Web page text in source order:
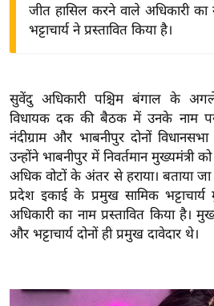
वि
शे
ष
ज्ञ
रा
य
ब
ज
खे
जीत हासिल करने वाले अधिकारी का
भट्टाचार्य ने प्रस्तावित किया है।
सुवेंदु अधिकारी पश्चिम बंगाल के
विधायक दक की बैठक में उनके नाम
नंदीग्राम और भाबनीपुर दोनों
उन्होंने भाबनीपुर में निवर्तमान मुख्यमंत्री
अधिक वोटों के अंतर से हराया। बताया
प्रदेश इकाई के प्रमुख सामिक
अधिकारी का नाम प्रस्तावित किया है।
और भट्टाचार्य दोनों ही प्रमुख दावेदार थे।